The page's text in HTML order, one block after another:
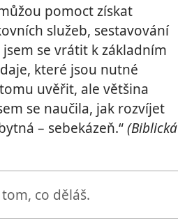
pomoct získat
služeb, sestavování
se vrátit k základním
které jsou nutné
uvěřit, ale většina
se naučila, jak rozvíjet
– sebekázeň.“(Biblická
co děláš.